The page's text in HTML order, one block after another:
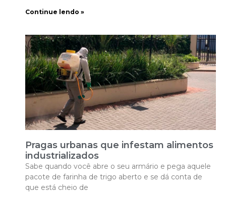
Continue lendo »
Pragas urbanas que infestam alimentos
industrializados
Sabe quando você abre o seu armário e pega aquele
pacote de farinha de trigo aberto e se dá conta de
que está cheio de